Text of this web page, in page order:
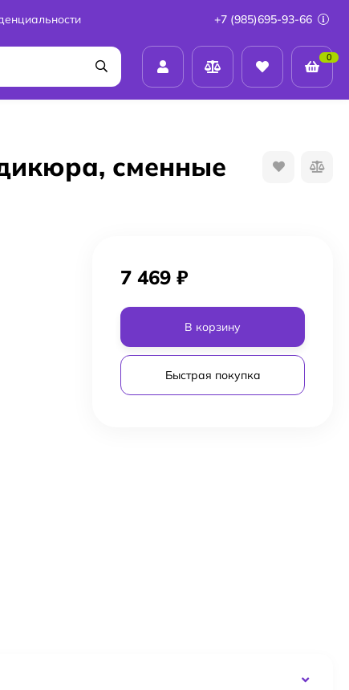
+7 (985)695-93-66
0
сменные
7 469 ₽
В корзину
Быстрая покупка